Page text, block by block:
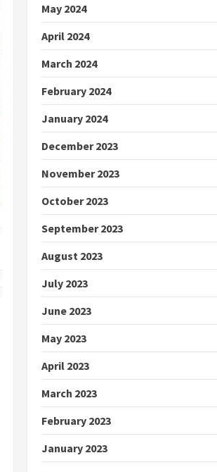
May 2024
April 2024
March 2024
February 2024
January 2024
December 2023
November 2023
October 2023
September 2023
August 2023
July 2023
June 2023
May 2023
April 2023
March 2023
February 2023
January 2023